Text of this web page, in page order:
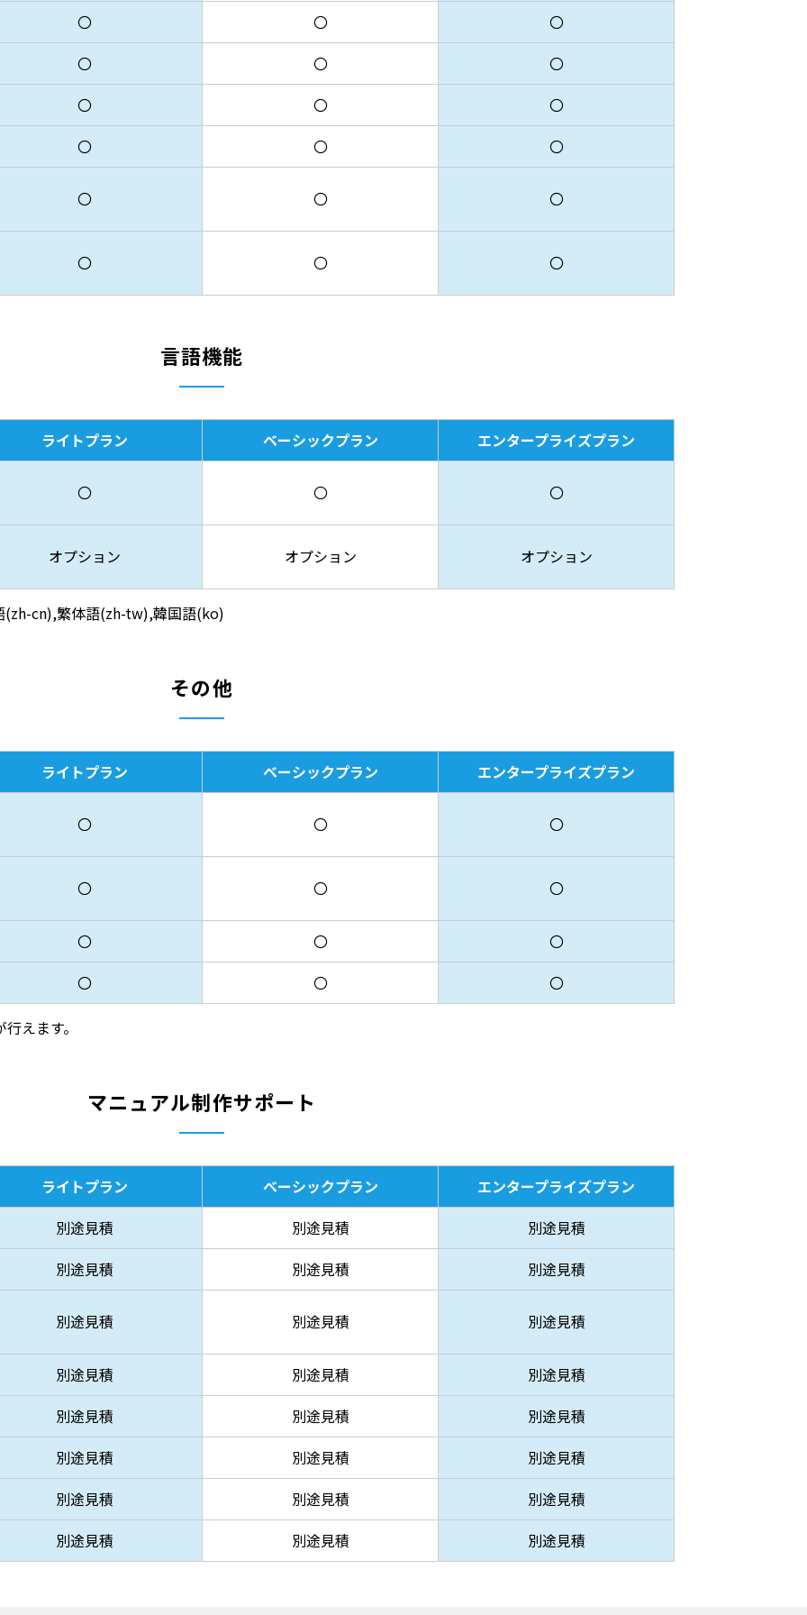
〇 〇
〇
〇
〇
〇
〇
〇
〇
〇
〇 〇
〇 〇 〇
〇 〇 〇
言語機能
ライトプラン ベーシックプラン エンタープライズプラン
〇 〇 〇
オプション オプション オプション
cn),繁体語(zh-tw),韓国語(ko)
その他
ライトプラン ベーシックプラン エンタープライズプラン
〇 〇 〇
〇 〇 〇
〇 〇
〇
〇
〇 〇
えます。
マニュアル制作サポート
ライトプラン ベーシックプラン
エンタープライズプラン
別途見積
別途見積
別途見積
別途見積
別途見積 別途見積
別途見積 別途見積 別途見積
別途見積 別途見積
別途見積
別途見積
別途見積
別途見積
別途見積
別途見積
別途見積
別途見積
別途見積
別途見積
別途見積
別途見積 別途見積